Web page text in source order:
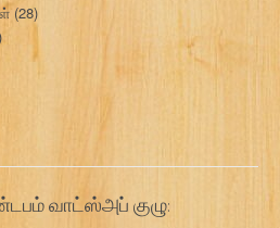
(28)
வாட்ஸ்அப் குழு: